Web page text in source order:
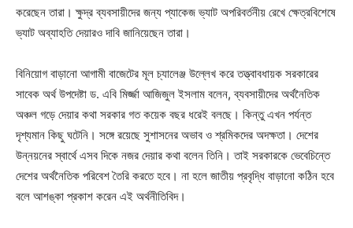
করেছেন তারা। ক্ষুদ্র ব্যবসায়ীদের জন্য প্যাকেজ ভ্যাট অপরিবর্তনীয় রেখে ক্ষেত্রবিশেষে
ভ্যাট অব্যাহতি দেয়ারও দাবি জানিয়েছেন তারা।
বিনিয়োগ বাড়ানো আগামী বাজেটের মূল চ্যালেঞ্জ উল্লেখ করে তত্ত্বাবধায়ক সরকারের
সাবেক অর্থ উপদেষ্টা ড. এবি মির্জ্জা আজিজুল ইসলাম বলেন, ব্যবসায়ীদের অর্থনৈতিক
অঞ্চল গড়ে দেয়ার কথা সরকার গত কয়েক বছর ধরেই বলছে। কিন্তু এখন পর্যন্ত
দৃশ্যমান কিছু ঘটেনি। সঙ্গে রয়েছে সুশাসনের অভাব ও শ্রমিকদের অদক্ষতা। দেশের
উন্নয়নের স্বার্থে এসব দিকে নজর দেয়ার কথা বলেন তিনি। তাই সরকারকে ভেবেচিন্তে
দেশের অর্থনৈতিক পরিবেশ তৈরি করতে হবে। না হলে জাতীয় প্রবৃদ্ধি বাড়ানো কঠিন হবে
বলে আশঙ্কা প্রকাশ করেন এই অর্থনীতিবিদ।